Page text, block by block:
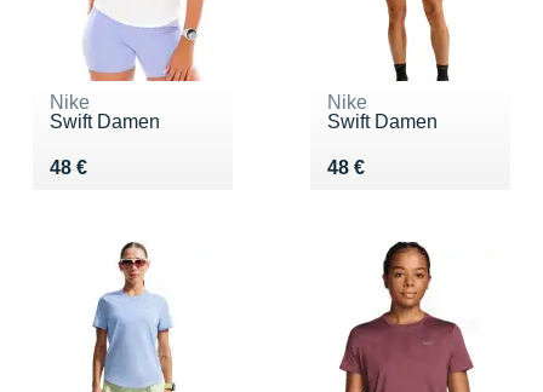
Nike
Swift Damen
48 €
Vendu 48 €
Nike
Swift Damen
48 €
Vendu 48 €